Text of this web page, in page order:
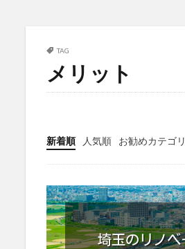
TAG
メリット
新着順 人気順
お勧めカテゴリ
未分類